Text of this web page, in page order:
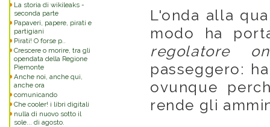
La storia di wikileaks -
seconda parte
Papaveri, papere, pirati e
partigiani
Pirati! O forse p..
Crescere o morire, tra gli
opendata della Regione
Piemonte
Anche noi, anche qui,
anche ora
comunicando
Che cooler! i libri digitali
nulla di nuovo sotto il
sole... di agosto.
L'onda alla
modo ha
regolatore
passeggero:
ovunque
rende gli